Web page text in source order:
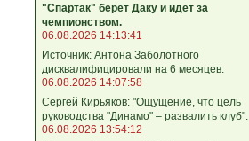
"Спартак" берёт Даку и идёт за
чемпионством.
06.08.2026 14:13:41
Источник: Антона Заболотного
дисквалифицировали на 6 месяцев.
06.08.2026 14:07:58
Сергей Кирьяков: "Ощущение, что цель
руководства "Динамо" – развалить клуб".
06.08.2026 13:54:12